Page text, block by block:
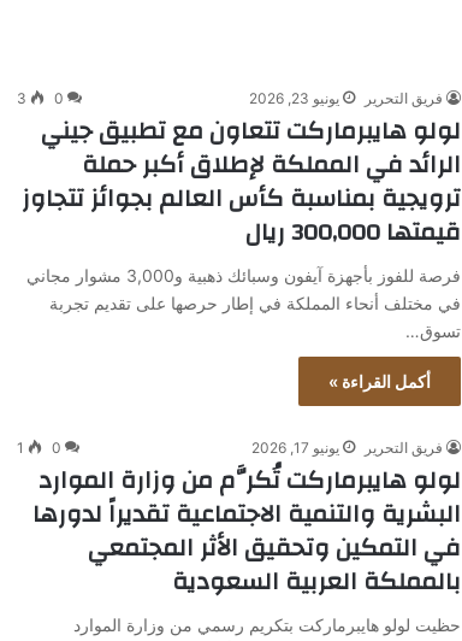
فريق التحرير يونيو 23, 2026 0
3
لولو هايبرماركت تتعاون مع تطبيق جيني
الرائد في المملكة لإطلاق أكبر حملة
ترويجية بمناسبة كأس العالم بجوائز تتجاوز
قيمتها 300,000 ريال
فرصة للفوز بأجهزة آيفون وسبائك ذهبية و3,000 مشوار مجاني
في مختلف أنحاء المملكة في إطار حرصها على تقديم تجربة
تسوق…
أكمل القراءة »
فريق التحرير يونيو 17, 2026 0
1
لولو هايبرماركت تُكرَّم من وزارة الموارد
البشرية والتنمية الاجتماعية تقديراً لدورها
في التمكين وتحقيق الأثر المجتمعي
بالمملكة العربية السعودية
حظيت لولو هايبرماركت بتكريم رسمي من وزارة الموارد